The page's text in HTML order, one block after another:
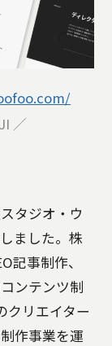
／
タジオ・ウ
ました。株
記事制作、
ンテンツ制
クリエイター
作事業を運